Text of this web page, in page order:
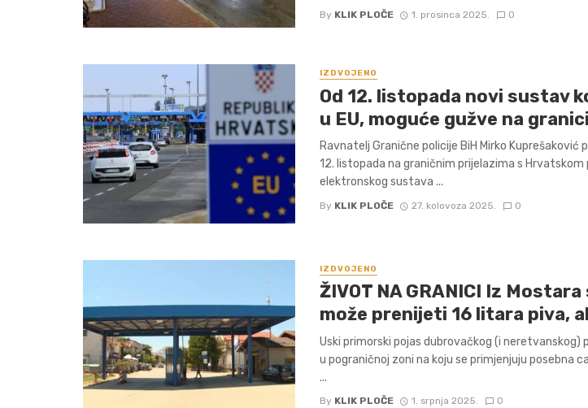
By KLIK PLOČE 1. prosinca 2025. 0
IZDVOJENO
Od 12. listopada novi sustav
u EU, moguće gužve na
Ravnatelj Granične policije BiH Mirko Kuprešaković
12. listopada na graničnim prijelazima s
elektronskog sustava ...
By KLIK PLOČE 27. kolovoza 2025. 0
IZDVOJENO
ŽIVOT NA GRANICI Iz
može prenijeti 16 litara piva,
Uski primorski pojas dubrovačkog (i
u pograničnoj zoni na koju se primjenjuju posebna
...
By KLIK PLOČE 1. srpnja 2025. 0